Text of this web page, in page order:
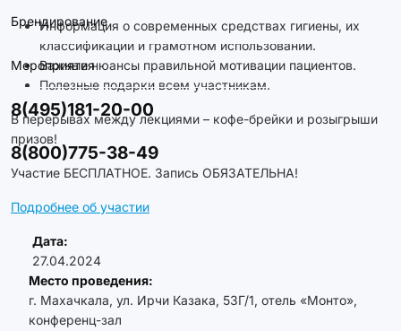
Брендирование
Мероприятия
8(495)181-20-00
8(800)775-38-49
Информация о современных средствах гигиены, их
классификации и грамотном использовании.
Важные нюансы правильной мотивации пациентов.
Полезные подарки всем участникам.
В перерывах между лекциями – кофе-брейки и розыгрыши
призов!
Участие БЕСПЛАТНОЕ. Запись ОБЯЗАТЕЛЬНА!
Подробнее об участии
Дата:
27.04.2024
Место проведения:
г. Махачкала, ул. Ирчи Казака, 53Г/1, отель «Монто»,
конференц-зал